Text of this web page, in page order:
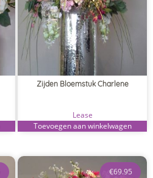
Zijden Bloemstuk Charlene
Lease
Toevoegen aan winkelwagen
€69.95